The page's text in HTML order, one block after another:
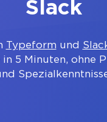
Slack
Typeform und
5 Minuten, ohne